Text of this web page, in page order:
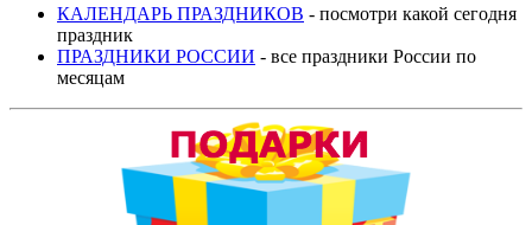
КАЛЕНДАРЬ ПРАЗДНИКОВ - посмотри какой сегодня
праздник
ПРАЗДНИКИ РОССИИ - все праздники России по
месяцам